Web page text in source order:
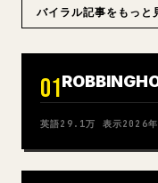
バイラル記事をもっと
01
英語29.1万 表示2026